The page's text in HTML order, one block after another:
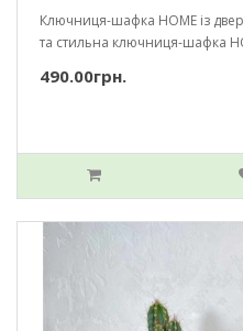
Ключниця-шафка HOME із
та стильна ключниця-шафка
490.00грн.